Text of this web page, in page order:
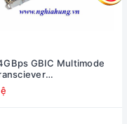
GBIC Multimode
#019-078-032